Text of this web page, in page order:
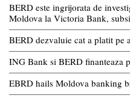
BERD este ingrijorata de
Moldova la Victoria Bank,
BERD dezvaluie cat a platit pe
ING Bank si BERD finanteaza
EBRD hails Moldova banking